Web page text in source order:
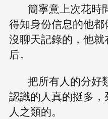
簡寧意上次花時
得知身份信息的他
沒聊天記錄的，他
后。
把所有人的分好
認識的人真的挺多
人之類的。